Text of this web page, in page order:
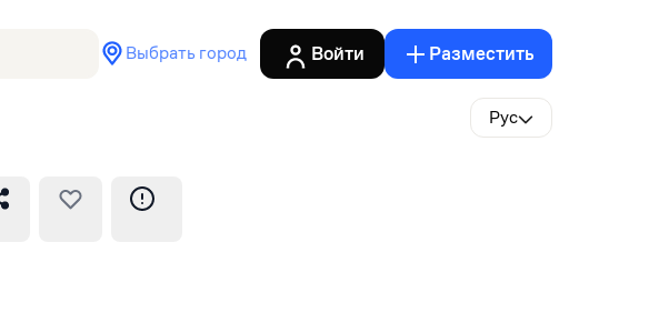
Выбрать город Войти Разместить
Рус